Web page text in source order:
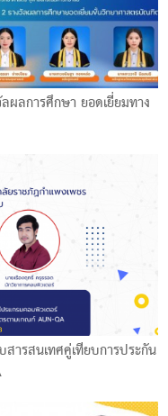
ลการศึกษา ยอดเยี่ยมทาง
ารสนเทศคู่เทียบการประกัน